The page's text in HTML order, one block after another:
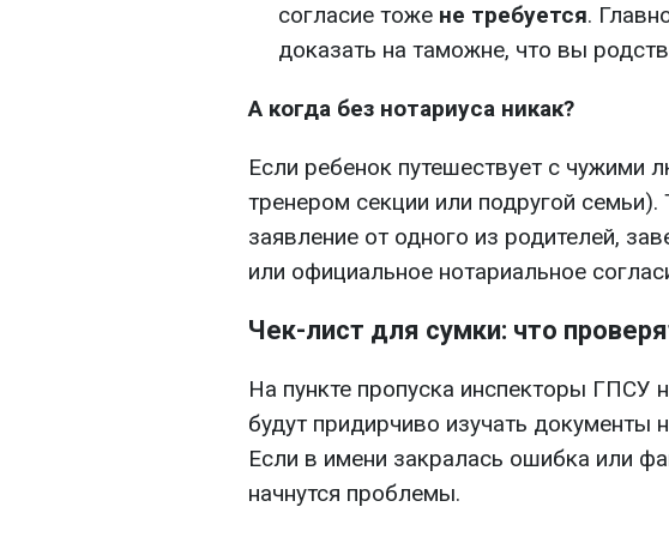
согласие тоже не требуется.
доказать на таможне, что вы
А когда без нотариуса никак?
Если ребенок путешествует с чужими
тренером секции или подругой
заявление от одного из родителей,
или официальное нотариальное
Чек-лист для сумки: что
На пункте пропуска инспекторы ГПСУ
будут придирчиво изучать документы
Если в имени закралась ошибка или
начнутся проблемы.